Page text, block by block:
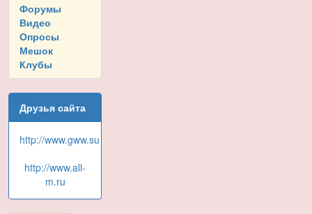
Форумы
Видео
Опросы
Мешок
Клубы
Друзья сайта
http://www.gww.su
http://www.all-
m.ru